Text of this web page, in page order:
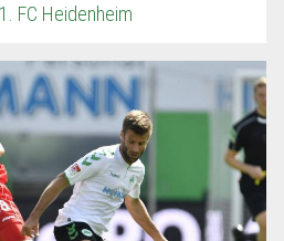
FC Heidenheim